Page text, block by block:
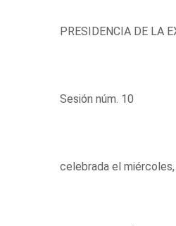
PRESIDENCIA DE LA
Sesión núm. 10
celebrada el